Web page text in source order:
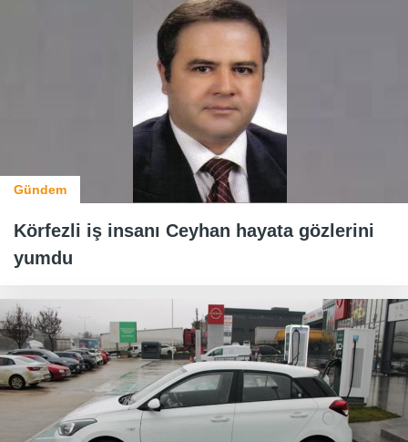
Gündem
Körfezli iş insanı Ceyhan hayata gözlerini
yumdu